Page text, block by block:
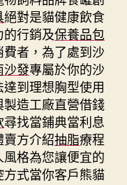
絕對是貓健康飲食
行銷及保養品包
者，為了處到沙
沙發專屬於你的沙
到理想胸型使用
造工廠直營借錢
尋找當鋪典當利息
方介紹抽脂療程
格為您讓便宜的
式當你客戶熊貓